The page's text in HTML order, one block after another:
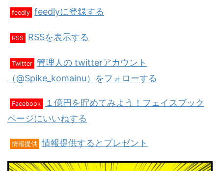
feedly feedlyに登録する
RSS RSSを表示する
Twitter 管理人の twitterアカウント
（@Spike_komainu）をフォローする
Facebook
１億円を貯めてみよう！フェイスブック
ページにいいねする
情報提供 情報提供するとプレゼント